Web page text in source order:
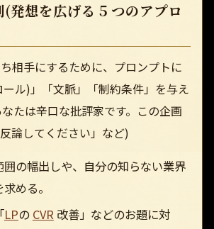
発想を広げる 5 つのアプロ
相手にするために、プロンプトに
ル)」「文脈」「制約条件」を与え
たは辛口な批評家です。この企画
論してください」など)
囲の幅出しや、自分の知らない業界
める。
LPの CVR 改善」などのお題に対